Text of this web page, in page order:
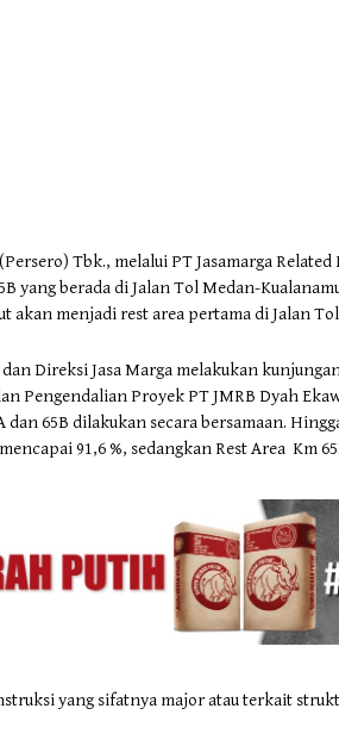
Tbk., melalui PT Jasamarga
yang berada di Jalan Tol Medan-
akan menjadi rest area pertama di Jalan
Direksi Jasa Marga melakukan
Pengendalian Proyek PT JMRB Dyah
65B dilakukan secara bersamaan.
91,6 %, sedangkan Rest Area Km
yang sifatnya major atau terkait